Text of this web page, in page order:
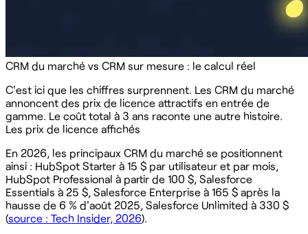
CRM du marché vs CRM sur mesure : le calcul réel
C'est ici que les chiffres surprennent. Les CRM du marché
annoncent des prix de licence attractifs en entrée de
gamme. Le coût total à 3 ans raconte une autre histoire.
Les prix de licence affichés
En 2026, les principaux CRM du marché se positionnent
ainsi : HubSpot Starter à 15 $ par utilisateur et par mois,
HubSpot Professional à partir de 100 $, Salesforce
Essentials à 25 $, Salesforce Enterprise à 165 $ après la
hausse de 6 % d'août 2025, Salesforce Unlimited à 330 $
(source : Tech Insider, 2026).